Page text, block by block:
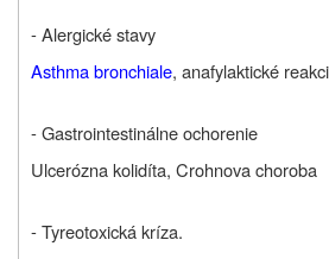
- Alergické stavy
Asthma bronchiale, anafylaktické
- Gastrointestinálne ochorenie
Ulcerózna kolidíta, Crohnova choroba
- Tyreotoxická kríza.